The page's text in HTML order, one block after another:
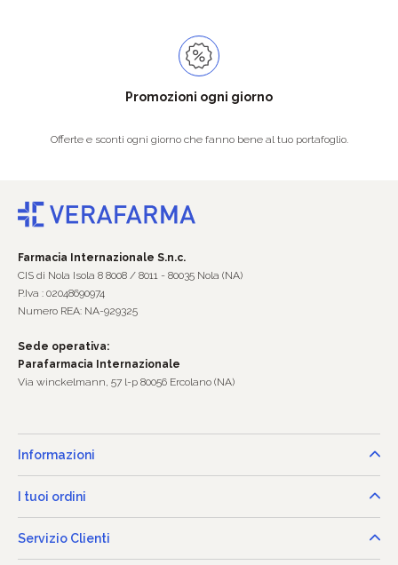
Promozioni ogni giorno
Offerte e sconti ogni giorno che fanno bene al tuo portafoglio.
Farmacia Internazionale S.n.c.
CIS di Nola Isola 8 8008 / 8011 - 80035 Nola (NA)
P.Iva : 02048690974
Numero REA: NA-929325
Sede operativa:
Parafarmacia Internazionale
Via winckelmann, 57 l-p 80056 Ercolano (NA)
Informazioni
I tuoi ordini
Servizio Clienti